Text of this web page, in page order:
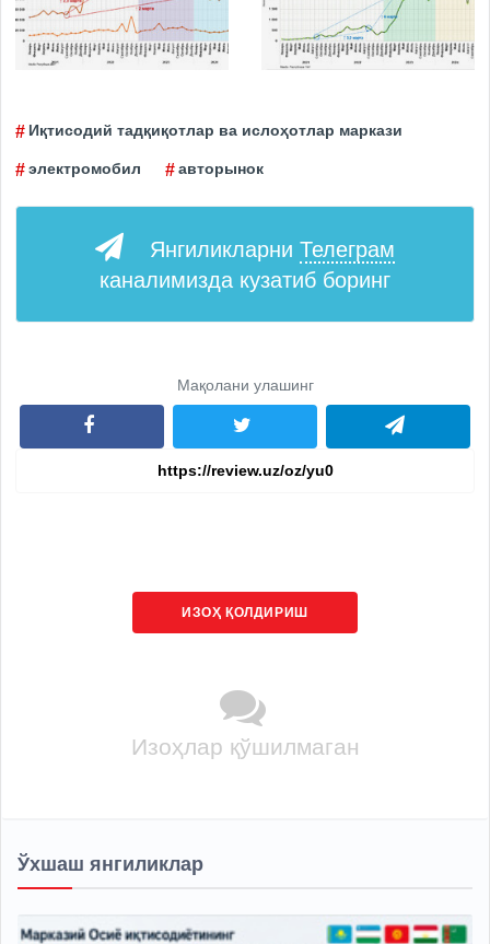
Иқтисодий тадқиқотлар ва ислоҳотлар маркази
электромобил авторынок
Янгиликларни Телеграм
каналимизда кузатиб боринг
Мақолани улашинг
ИЗОҲ ҚОЛДИРИШ
Изоҳлар қўшилмаган
Ўхшаш янгиликлар